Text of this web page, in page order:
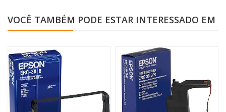
VOCÊ TAMBÉM PODE ESTAR INTERESSADO EM